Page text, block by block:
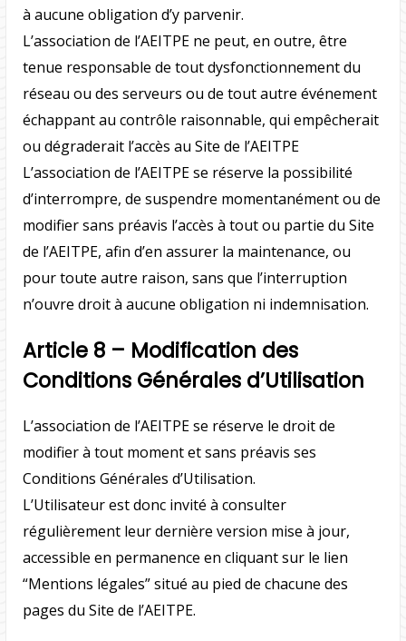
à aucune obligation d’y parvenir.
L’association de l’AEITPE ne peut, en outre, être
tenue responsable de tout dysfonctionnement du
réseau ou des serveurs ou de tout autre événement
échappant au contrôle raisonnable, qui empêcherait
ou dégraderait l’accès au Site de l’AEITPE
L’association de l’AEITPE se réserve la possibilité
d’interrompre, de suspendre momentanément ou de
modifier sans préavis l’accès à tout ou partie du Site
de l’AEITPE, afin d’en assurer la maintenance, ou
pour toute autre raison, sans que l’interruption
n’ouvre droit à aucune obligation ni indemnisation.
Article 8 – Modification des
Conditions Générales d’Utilisation
L’association de l’AEITPE se réserve le droit de
modifier à tout moment et sans préavis ses
Conditions Générales d’Utilisation.
L’Utilisateur est donc invité à consulter
régulièrement leur dernière version mise à jour,
accessible en permanence en cliquant sur le lien
“Mentions légales” situé au pied de chacune des
pages du Site de l’AEITPE.